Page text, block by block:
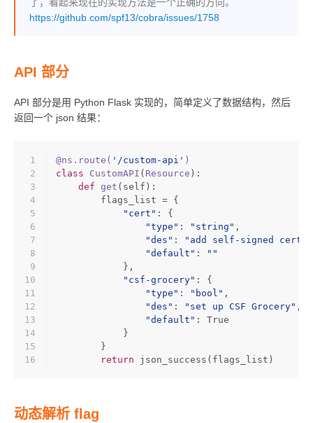
https://github.com/spf13/cobra/issues/1758
API 部分
API 部分是用 Python Flask 实现的，简单定义了数据结构，然后
返回一个 json 结果：
1
2
3
4
5
6
7
8
9
10
11
12
13
14
15
16
@ns.route( '/custom-api' )
class
CustomAPI ( Resource ):
def get ( self ):
        flags_list = {
"cert" : {
"type" : "string" ,
"des" :
"add self-signed
"default" :
""
            },
"csf-grocery" : {
"type" : "bool" ,
"des" : "set up CSF Grocery" ,
"default" : True
            }
        }
return json_success(flags_list)
动态解析 flag